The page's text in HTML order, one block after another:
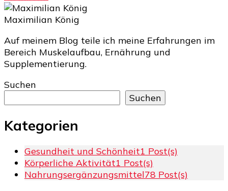
Maximilian König
Auf meinem Blog teile ich meine Erfahrungen im
Bereich Muskelaufbau, Ernährung und
Supplementierung.
Suchen
Suchen
Kategorien
Gesundheit und Schönheit1 Post(s)
Körperliche Aktivität1 Post(s)
Nahrungsergänzungsmittel78 Post(s)